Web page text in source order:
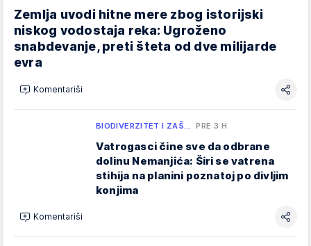
Zemlja uvodi hitne mere zbog istorijski
niskog vodostaja reka: Ugroženo
snabdevanje, preti šteta od dve milijarde
evra
Komentariši
BIODIVERZITET I ZAŠ… PRE 3 H
Vatrogasci čine sve da odbrane
dolinu Nemanjića: Širi se vatrena
stihija na planini poznatoj po divljim
konjima
Komentariši